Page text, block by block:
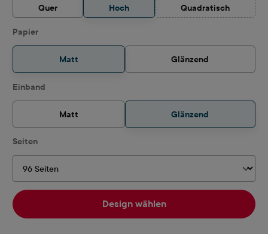
Quer Hoch Quadratisch(Diese Option ist
Papierauswählen
Matt Glänzend
Einband
Matt Glänzend
Seitenauswählen
Design wählen